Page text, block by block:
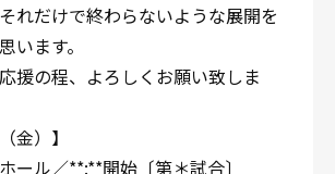
れだけで終わらないような展開を
います。
援の程、よろしくお願い致しま
金）】
ール／**:**開始〔第＊試合〕